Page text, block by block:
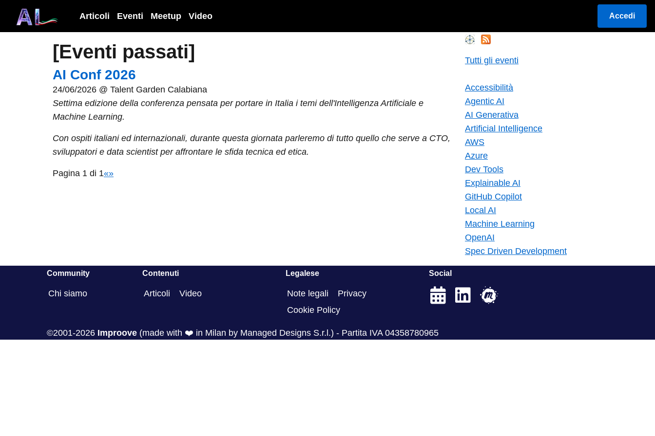
Articoli Eventi Meetup Video Accedi
[Eventi passati]
AI Conf 2026
24/06/2026 @ Talent Garden Calabiana
Settima edizione della conferenza pensata per portare in Italia i temi dell'Intelligenza Artificiale e
Machine Learning.
Con ospiti italiani ed internazionali, durante questa giornata parleremo di tutto quello che serve a CTO,
sviluppatori e data scientist per affrontare le sfida tecnica ed etica.
Pagina 1 di 1«»
Tutti gli eventi
Accessibilità
Agentic AI
AI Generativa
Artificial Intelligence
AWS
Azure
Dev Tools
Explainable AI
GitHub Copilot
Local AI
Machine Learning
OpenAI
Spec Driven Development
Community
Chi siamo
Contenuti
Articoli Video
Legalese
Note legali
Privacy
Cookie Policy
Social
©2001-2026 Improove (made with ❤️ in Milan by Managed Designs S.r.l.) - Partita IVA 04358780965